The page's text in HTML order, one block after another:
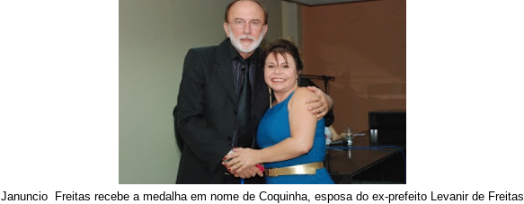
Januncio Freitas recebe a medalha em nome de Coquinha, esposa do ex-prefeito Levanir de Freitas